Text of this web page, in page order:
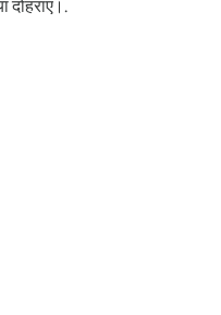
दोहराएं।.